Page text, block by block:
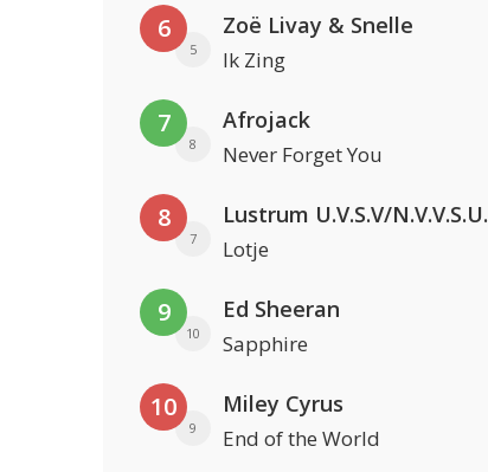
6
5
Zoë Livay & Snelle
Ik Zing
7
8
Afrojack
Never Forget You
8
7 Lotje
9
10
Ed Sheeran
Sapphire
10
9
Miley Cyrus
End of the World